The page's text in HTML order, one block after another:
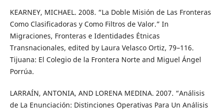
KEARNEY, MICHAEL. 2008. “La Doble Misión de Las Fronteras
Como Clasificadoras y Como Filtros de Valor.” In
Migraciones, Fronteras e Identidades Étnicas
Transnacionales, edited by Laura Velasco Ortiz, 79–116.
Tijuana: El Colegio de la Frontera Norte and Miguel Ángel
Porrúa.
LARRAÍN, ANTONIA, AND LORENA MEDINA. 2007. “Análisis
de La Enunciación: Distinciones Operativas Para Un Análisis